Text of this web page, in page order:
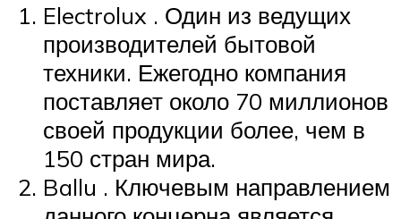
Electrolux . Один из ведущих
производителей бытовой
техники. Ежегодно компания
поставляет около 70 миллионов
своей продукции более, чем в
150 стран мира.
Ballu . Ключевым направлением